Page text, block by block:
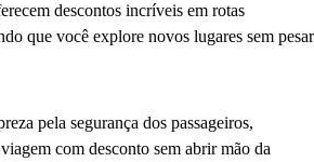
descontos incríveis em rotas
que você explore novos lugares sem pesar
pela segurança dos passageiros,
com desconto sem abrir mão da